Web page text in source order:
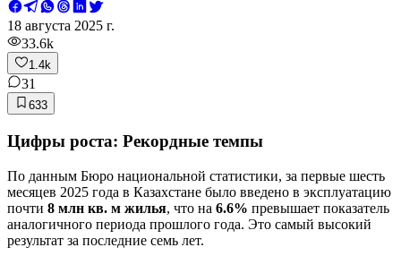
18 августа 2025 г.
33.6k
1.4k
31
633
Цифры роста: Рекордные темпы
По данным Бюро национальной статистики, за первые шесть
месяцев 2025 года в Казахстане было введено в эксплуатацию
почти 8 млн кв. м жилья, что на 6.6% превышает показатель
аналогичного периода прошлого года. Это самый высокий
результат за последние семь лет.